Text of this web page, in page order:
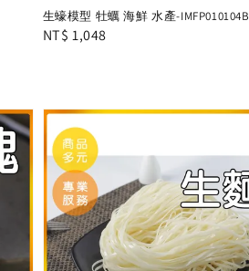
生蠔模型 牡蠣 海鮮 水產-IMFP010104B
Regular
NT$ 1,048